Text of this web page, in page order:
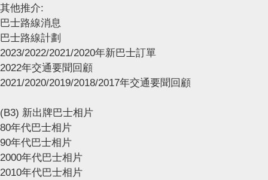
其他推介:
巴士路線消息
巴士路線計劃
2023/2022/2021/2020年新巴士訂單
2022年交通要聞回顧
2021/2020/2019/2018/2017年交通要聞回顧
(B3) 新出牌巴士相片
80年代巴士相片
90年代巴士相片
2000年代巴士相片
2010年代巴士相片